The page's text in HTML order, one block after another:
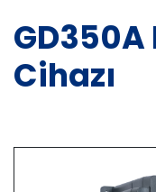
GD350A
Cihazı